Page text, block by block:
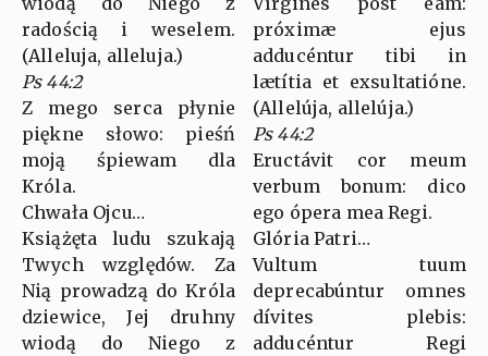
radością i weselem.
(Alleluja, alleluja.)
Ps 44:2
Z mego serca płynie
piękne słowo: pieśń
moją śpiewam dla
Króla.
Chwała Ojcu…
Książęta ludu szukają
Twych względów. Za
Nią prowadzą do Króla
dziewice, Jej druhny
wiodą do Niego z
próximæ ejus
adducéntur tibi in
lætítia et exsultatióne.
(Allelúja, allelúja.)
Ps 44:2
Eructávit cor meum
verbum bonum: dico
ego ópera mea Regi.
Glória Patri…
Vultum tuum
deprecabúntur omnes
dívites plebis:
adducéntur Regi